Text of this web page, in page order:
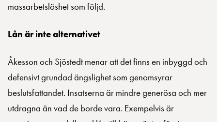
massarbetslöshet som följd.
Lån är inte alternativet
Åkesson och Sjöstedt menar att det finns en inbyggd och
defensivt grundad ängslighet som genomsyrar
beslutsfattandet. Insatserna är mindre generösa och mer
utdragna än vad de borde vara. Exempelvis är